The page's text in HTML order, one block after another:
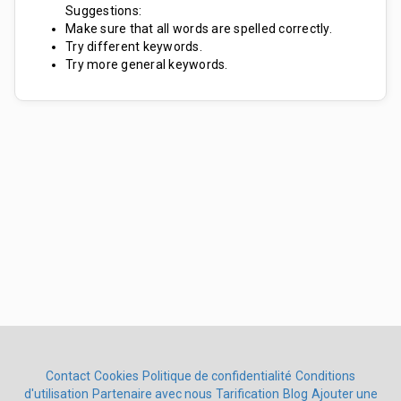
Suggestions:
Make sure that all words are spelled correctly.
Try different keywords.
Try more general keywords.
Contact Cookies Politique de confidentialité Conditions
d'utilisation Partenaire avec nous Tarification Blog Ajouter une